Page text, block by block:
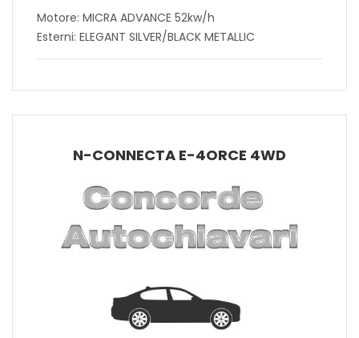
Motore: MICRA ADVANCE 52kw/h
Esterni: ELEGANT SILVER/BLACK METALLIC
N-CONNECTA E-4ORCE 4WD